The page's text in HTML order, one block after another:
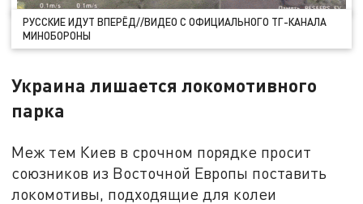
РУССКИЕ ИДУТ ВПЕРЁД//ВИДЕО С ОФИЦИАЛЬНОГО ТГ-КАНАЛА
МИНОБОРОНЫ
Украина лишается локомотивного
парка
Меж тем Киев в срочном порядке просит
союзников из Восточной Европы поставить
локомотивы, подходящие для колеи